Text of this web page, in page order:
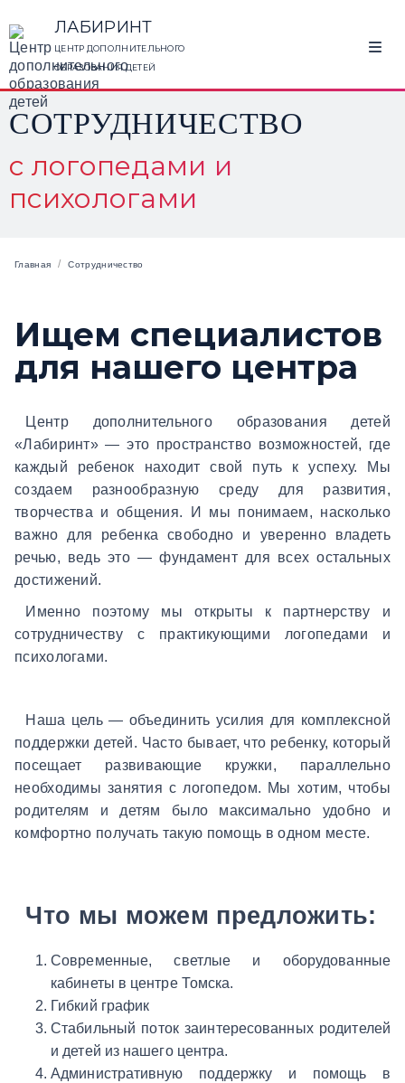
ЛАБИРИНТ
ЦЕНТР ДОПОЛНИТЕЛЬНОГО
ОБРАЗОВАНИЯ ДЕТЕЙ
СОТРУДНИЧЕСТВО
с логопедами и
психологами
Главная / Сотрудничество
Ищем специалистов
для нашего центра
Центр дополнительного образования детей
«Лабиринт» — это пространство возможностей, где
каждый ребенок находит свой путь к успеху. Мы
создаем разнообразную среду для развития,
творчества и общения. И мы понимаем, насколько
важно для ребенка свободно и уверенно владеть
речью, ведь это — фундамент для всех остальных
достижений.
Именно поэтому мы открыты к партнерству и
сотрудничеству с практикующими логопедами и
психологами.
Наша цель — объединить усилия для комплексной
поддержки детей. Часто бывает, что ребенку, который
посещает развивающие кружки, параллельно
необходимы занятия с логопедом. Мы хотим, чтобы
родителям и детям было максимально удобно и
комфортно получать такую помощь в одном месте.
Что мы можем предложить:
Современные, светлые и оборудованные
кабинеты в центре Томска.
Гибкий график
Стабильный поток заинтересованных родителей
и детей из нашего центра.
Административную поддержку и помощь в